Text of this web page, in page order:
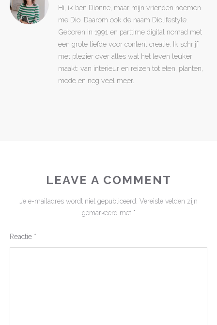
Hi, ik ben Dionne, maar mijn vrienden noemen
me Dio. Daarom ook de naam Diolifestyle.
Geboren in 1991 en parttime digital nomad met
een grote liefde voor content creatie. Ik schrijf
met plezier over alles wat het leven leuker
maakt: van interieur en reizen tot eten, planten,
mode en nog veel meer.
LEAVE A COMMENT
Je e-mailadres wordt niet gepubliceerd. Vereiste velden zijn
gemarkeerd met *
Reactie *